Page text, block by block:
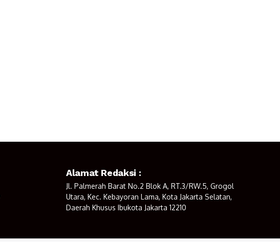
Alamat Redaksi :
Jl. Palmerah Barat No.2 Blok A, RT.3/RW.5, Grogol
Utara, Kec. Kebayoran Lama, Kota Jakarta Selatan,
Daerah Khusus Ibukota Jakarta 12210